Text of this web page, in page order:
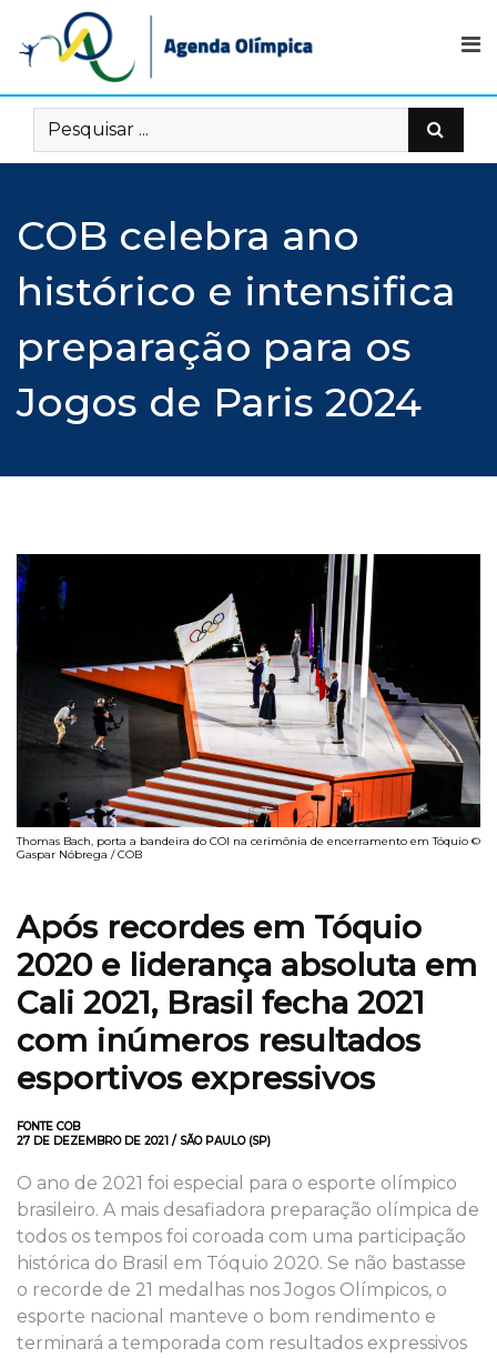
content
COB celebra ano
histórico e intensifica
preparação para os
Jogos de Paris 2024
Thomas Bach, porta a bandeira do COI na cerimônia de encerramento em Tóquio ©
Gaspar Nóbrega / COB
Após recordes em Tóquio
2020 e liderança absoluta em
Cali 2021, Brasil fecha 2021
com inúmeros resultados
esportivos expressivos
FONTE COB
27 DE DEZEMBRO DE 2021 / SÃO PAULO (SP)
O ano de 2021 foi especial para o esporte olímpico
brasileiro. A mais desafiadora preparação olímpica de
todos os tempos foi coroada com uma participação
histórica do Brasil em Tóquio 2020. Se não bastasse
o recorde de 21 medalhas nos Jogos Olímpicos, o
esporte nacional manteve o bom rendimento e
terminará a temporada com resultados expressivos